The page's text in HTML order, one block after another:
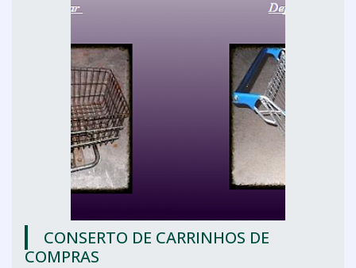
CONSERTO DE CARRINHOS DE
COMPRAS